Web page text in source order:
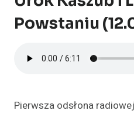
Powstaniu
Pierwsza odsłona